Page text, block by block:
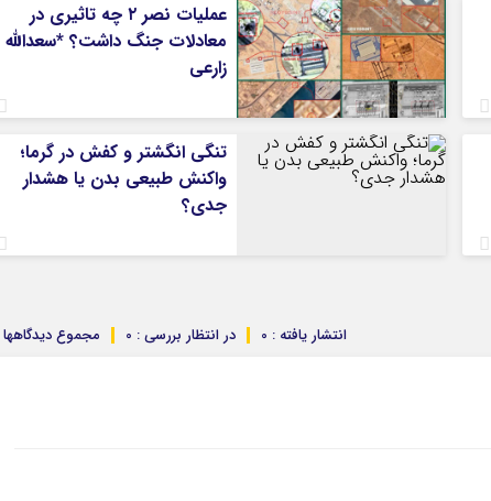
عملیات نصر ۲ چه تاثیری در
معادلات جنگ داشت؟ *سعدالله
زارعی
تنگی انگشتر و کفش در گرما؛
واکنش طبیعی بدن یا هشدار
جدی؟
مجموع دیدگاهها در انتظار بررسی : 0 انتشار یافته : 0